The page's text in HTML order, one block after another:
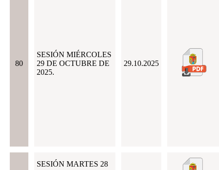
80
SESIÓN MIÉRCOLES
29 DE OCTUBRE DE
2025.
29.10.2025
SESIÓN MARTES 28